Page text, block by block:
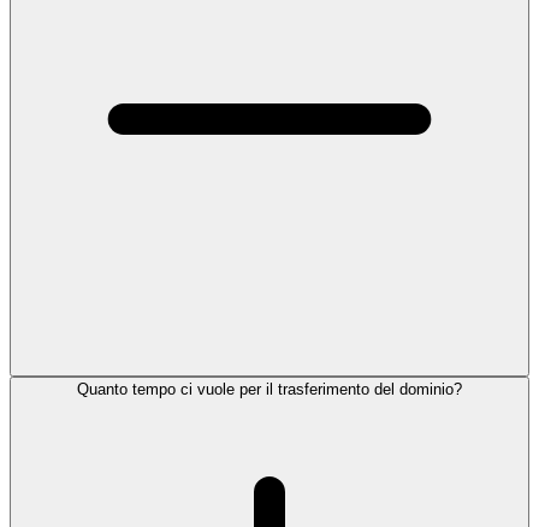
Quanto tempo ci vuole per il trasferimento del dominio?